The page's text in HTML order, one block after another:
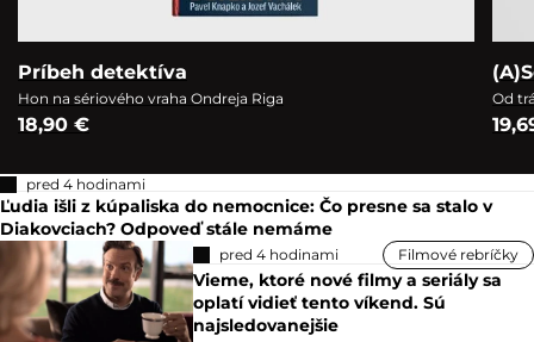
Príbeh detektíva
Hon na sériového vraha Ondreja Riga
18,90 €
Od
pred 4 hodinami
Ľudia išli z kúpaliska do nemocnice: Čo presne sa stalo v
Diakovciach? Odpoveď stále nemáme
pred 4 hodinami Filmové rebríčky
Vieme, ktoré nové filmy a seriály sa
oplatí vidieť tento víkend. Sú
najsledovanejšie